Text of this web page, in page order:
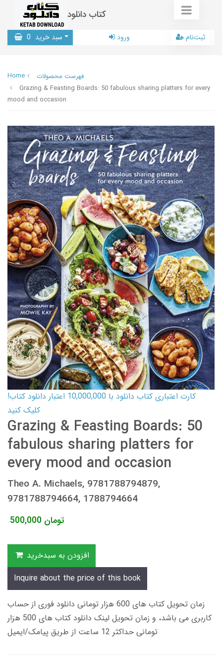
کتاب دانلود
سبد خرید 0 ورود ثبت‌نام
Home
فهرست محصولات
Grazing & Feasting Boards: 50 fabulous sharing platters for every
mood and occasion
کارت اعتباری کتاب دانلود با 10,000,000 اعتبار دانلود کتاب!
کلیک کنید
Grazing & Feasting Boards: 50
fabulous sharing platters for
every mood and occasion
Theo A. Michaels, 9781788794879,
9781788794664, 1788794664
500,000 تومان
افزودن به سبدخرید
Inquire about the price of this book
زمان تحویل کتاب های 600 هزار تومانی دانلود فوری از حساب
کاربری می باشد، و زمان تحویل لینک دانلود کتاب های 500 هزار
تومانی حداکثر 12 ساعت از طریق پیامک/ایمیل